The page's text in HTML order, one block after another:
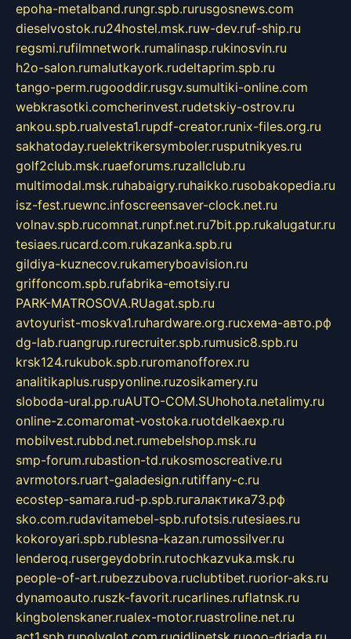
epoha-metalband.rungr.spb.rurusgosnews.com
dieselvostok.ru24hostel.msk.ruw-dev.ruf-ship.ru
regsmi.rufilmnetwork.rumalinasp.rukinosvin.ru
h2o-salon.rumalutkayork.rudeltaprim.spb.ru
tango-perm.rugooddir.rusgv.sumultiki-online.com
webkrasotki.comcherinvest.rudetskiy-ostrov.ru
ankou.spb.rualvesta1.rupdf-creator.runix-files.org.ru
sakhatoday.ruelektrikersymboler.rusputnikyes.ru
golf2club.msk.ruaeforums.ruzallclub.ru
multimodal.msk.ruhabaigry.ruhaikko.rusobakopedia.ru
isz-fest.ruewnc.infoscreensaver-clock.net.ru
volnav.spb.rucomnat.runpf.net.ru7bit.pp.rukalugatur.ru
tesiaes.rucard.com.rukazanka.spb.ru
gildiya-kuznecov.rukameryboavision.ru
griffoncom.spb.rufabrika-emotsiy.ru
PARK-MATROSOVA.RUagat.spb.ru
avtoyurist-moskva1.ruhardware.org.ruсхема-авто.рф
dg-lab.ruangrup.rurecruiter.spb.rumusic8.spb.ru
krsk124.rukubok.spb.ruromanofforex.ru
analitikaplus.ruspyonline.ruzosikamery.ru
sloboda-ural.pp.ruAUTO-COM.SUhohota.netalimy.ru
online-z.comaromat-vostoka.ruotdelkaexp.ru
mobilvest.rubbd.net.rumebelshop.msk.ru
smp-forum.rubastion-td.rukosmoscreative.ru
avrmotors.ruart-galadesign.rutiffany-c.ru
ecostep-samara.rud-p.spb.ruгалактика73.рф
sko.com.rudavitamebel-spb.rufotsis.rutesiaes.ru
kokoroyari.spb.rublesna-kazan.rumossilver.ru
lenderoq.rusergeydobrin.rutochkazvuka.msk.ru
people-of-art.rubezzubova.ruclubtibet.ruorior-aks.ru
dynamoauto.ruszk-favorit.rucarlines.ruflatnsk.ru
kingbolenskaner.rualex-motor.ruastroline.net.ru